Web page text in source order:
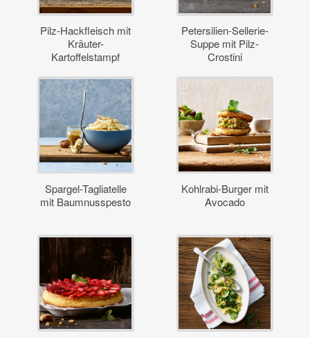
Pilz-Hackfleisch mit
Kräuter-
Kartoffelstampf
Petersilien-Sellerie-
Suppe mit Pilz-
Crostini
Spargel-Tagliatelle
mit Baumnusspesto
Kohlrabi-Burger mit
Avocado